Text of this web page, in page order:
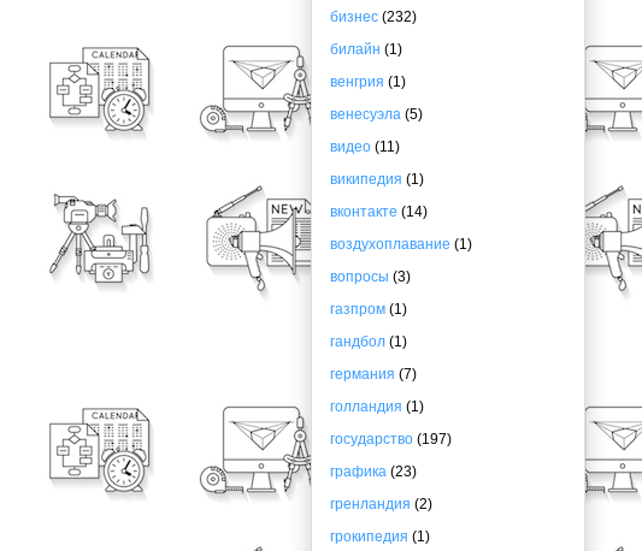
бизнес (232)
билайн (1)
венгрия (1)
венесуэла (5)
видео (11)
википедия (1)
вконтакте (14)
воздухоплавание (1)
вопросы (3)
газпром (1)
гандбол (1)
германия (7)
голландия (1)
государство (197)
графика (23)
гренландия (2)
грокипедия (1)